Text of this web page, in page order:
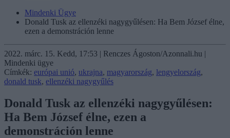
Mindenki Ügye
Donald Tusk az ellenzéki nagygyűlésen: Ha Bem József élne,
ezen a demonstráción lenne
2022. márc. 15. Kedd, 17:53 | Renczes Ágoston/Azonnali.hu |
Mindenki ügye
Címkék: európai unió, ukrajna, magyarország, lengyelország,
donald tusk, ellenzéki nagygyűlés
Donald Tusk az ellenzéki nagygyűlésen:
Ha Bem József élne, ezen a
demonstráción lenne